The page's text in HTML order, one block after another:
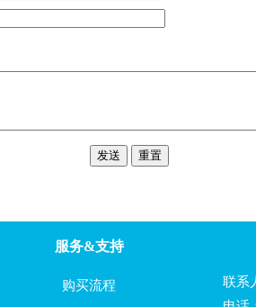
服务&支持
购买流程
联系